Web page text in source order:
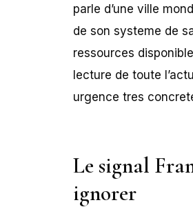
parle d’une ville
de son systeme de
ressources
lecture de toute
urgence tres
Le signal
ignorer